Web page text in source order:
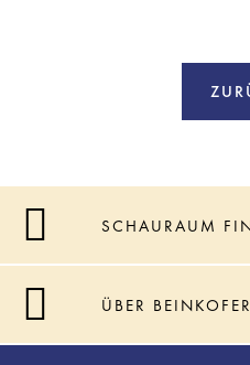
SCHAURAUM
ÜBER BEINKOFER